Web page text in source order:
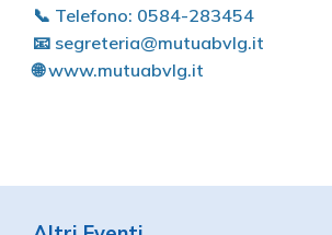
📞 Telefono: 0584-283454
📧 segreteria@mutuabvlg.it
🌐 www.mutuabvlg.it